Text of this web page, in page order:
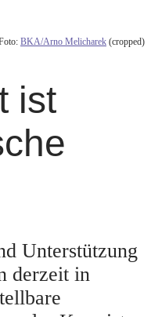
BKA/Arno Melicharek (cropped)
ist
Unterstützung
derzeit in